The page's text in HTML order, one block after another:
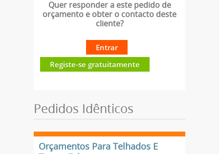
Quer responder a este pedido de
orçamento e obter o contacto deste
cliente?
Entrar
Registe-se gratuitamente
Pedidos Idênticos
Orçamentos Para Telhados E